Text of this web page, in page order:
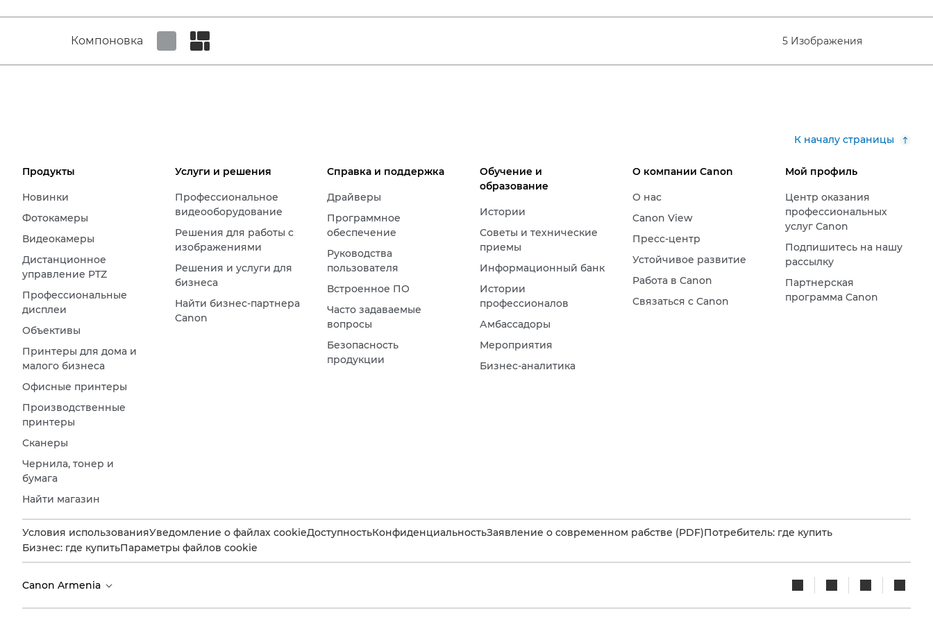
Компоновка 5 Изображения
К началу страницы
Продукты
Новинки
Фотокамеры
Видеокамеры
Дистанционное
управление PTZ
Профессиональные
дисплеи
Объективы
Принтеры для дома и
малого бизнеса
Офисные принтеры
Производственные
принтеры
Сканеры
Чернила, тонер и
бумага
Найти магазин
Услуги и решения
Профессиональное
видеооборудование
Решения для работы с
изображениями
Решения и услуги для
бизнеса
Найти бизнес-партнера
Canon
Справка и поддержка
Драйверы
Программное
обеспечение
Руководства
пользователя
Встроенное ПО
Часто задаваемые
вопросы
Безопасность
продукции
Обучение и
образование
Истории
Советы и технические
приемы
Информационный банк
Истории
профессионалов
Амбассадоры
Мероприятия
Бизнес-аналитика
О компании Canon
О нас
Canon View
Пресс-центр
Устойчивое развитие
Работа в Canon
Связаться с Canon
Мой профиль
Центр оказания
профессиональных
услуг Canon
Подпишитесь на нашу
рассылку
Партнерская
программа Canon
Условия использованияУведомление о файлах cookieДоступностьКонфиденциальностьЗаявление о современном рабстве (PDF)Потребитель: где купить
Бизнес: где купитьПараметры файлов cookie
Canon Armenia